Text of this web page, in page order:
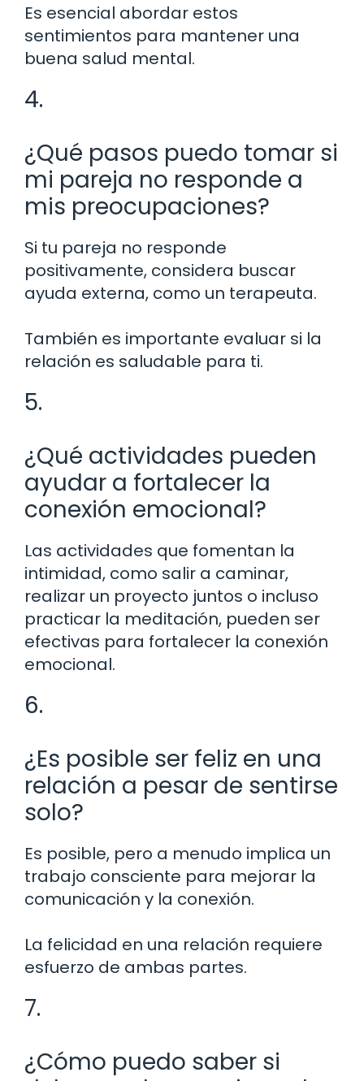
Es esencial abordar estos
sentimientos para mantener una
buena salud mental.
4.
¿Qué pasos puedo tomar si
mi pareja no responde a
mis preocupaciones?
Si tu pareja no responde
positivamente, considera buscar
ayuda externa, como un terapeuta.
También es importante evaluar si la
relación es saludable para ti.
5.
¿Qué actividades pueden
ayudar a fortalecer la
conexión emocional?
Las actividades que fomentan la
intimidad, como salir a caminar,
realizar un proyecto juntos o incluso
practicar la meditación, pueden ser
efectivas para fortalecer la conexión
emocional.
6.
¿Es posible ser feliz en una
relación a pesar de sentirse
solo?
Es posible, pero a menudo implica un
trabajo consciente para mejorar la
comunicación y la conexión.
La felicidad en una relación requiere
esfuerzo de ambas partes.
7.
¿Cómo puedo saber si